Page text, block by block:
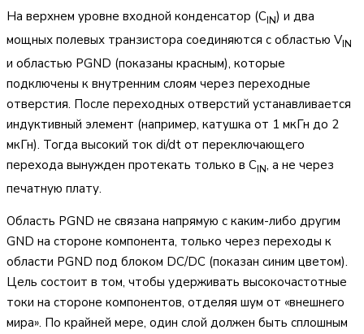
На верхнем уровне входной конденсатор (CIN) и два
мощных полевых транзистора соединяются с областью VIN
и областью PGND (показаны красным), которые
подключены к внутренним слоям через переходные
отверстия. После переходных отверстий устанавливается
индуктивный элемент (например, катушка от 1 мкГн до 2
мкГн). Тогда высокий ток di/dt от переключающего
перехода вынужден протекать только в CIN, а не через
печатную плату.
Область PGND не связана напрямую с каким-либо другим
GND на стороне компонента, только через переходы к
области PGND под блоком DC/DC (показан синим цветом).
Цель состоит в том, чтобы удерживать высокочастотные
токи на стороне компонентов, отделяя шум от «внешнего
мира». По крайней мере, один слой должен быть сплошным